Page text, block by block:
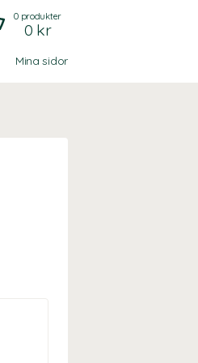
0produkter
0 kr
Mina sidor